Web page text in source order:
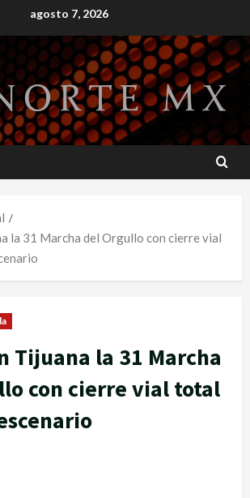
agosto 7, 2026
la 31 Marcha del Orgullo con cierre vial
Tijuana la 31 Marcha
con cierre vial total